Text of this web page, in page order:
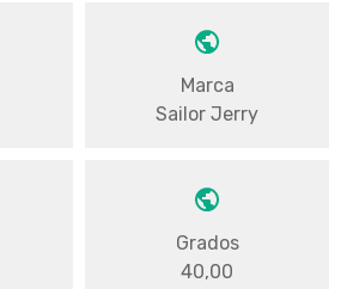
Marca
Sailor Jerry
Grados
40,00